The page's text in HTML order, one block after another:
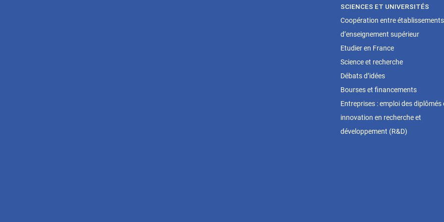
SCIENCES ET UNIVERSITÉS
Coopération entre établissements
d’enseignement supérieur
Etudier en France
Science et recherche
Débats d’idées
Bourses et financements
Entreprises : emploi des diplômés
innovation en recherche et
développement (R&D)